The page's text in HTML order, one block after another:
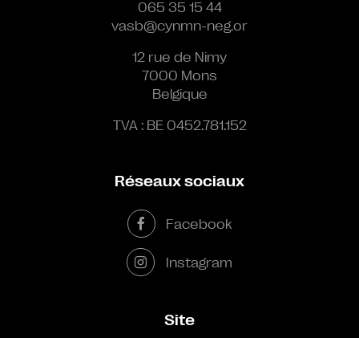
065 35 15 44
vasb@cynmn-neg.or
12 rue de Nimy
7000 Mons
Belgique
TVA : BE 0452.781.152
Réseaux sociaux
Facebook
Instagram
Site